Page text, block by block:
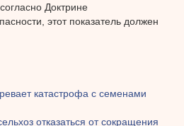
Доктрине
этот показатель должен
катастрофа с семенами
отказаться от сокращения